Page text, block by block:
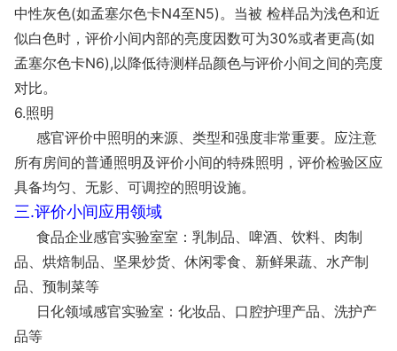
中性灰色(如孟塞尔色卡N4至N5)。当被 检样品为浅色和近
似白色时，评价小间内部的亮度因数可为30%或者更高(如
孟塞尔色卡N6),以降低待测样品颜色与评价小间之间的亮度
对比。
6.照明
感官评价中照明的来源、类型和强度非常重要。应注意
所有房间的普通照明及评价小间的特殊照明，评价检验区应
具备均匀、无影、可调控的照明设施。
三.评价小间应用领域
食品企业感官实验室室：乳制品、啤酒、饮料、肉制
品、烘焙制品、坚果炒货、休闲零食、新鲜果蔬、水产制
品、预制菜等
日化领域感官实验室：化妆品、口腔护理产品、洗护产
品等